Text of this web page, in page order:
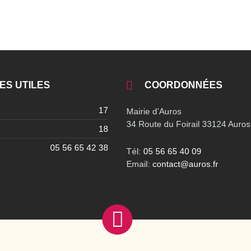
UTILES
17
18
05 56 65 42 38
COORDONNÉES
Mairie d’Auros
34 Route du Foirail 33124 Auros
Tél: 05 56 65 40 09
Email: contact@auros.fr